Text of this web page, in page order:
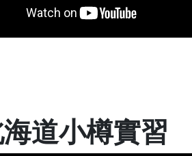
道小樽實習